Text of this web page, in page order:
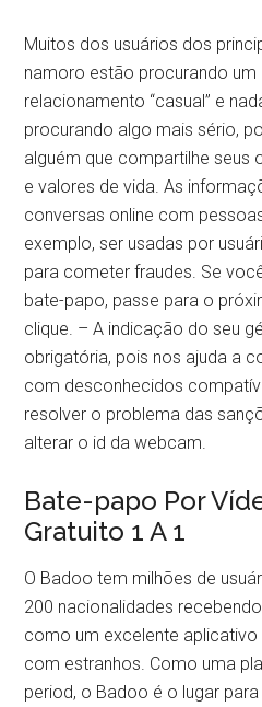
Muitos dos usuários dos
namoro estão procurando um
relacionamento “casual” e
procurando algo mais sério,
alguém que compartilhe seus
e valores de vida. As
conversas online com
exemplo, ser usadas por
para cometer fraudes. Se
bate-papo, passe para o
clique. – A indicação do seu
obrigatória, pois nos ajuda a
com desconhecidos
resolver o problema das
alterar o id da webcam.
Bate-papo Por
Gratuito 1 A 1
O Badoo tem milhões de
200 nacionalidades
como um excelente
com estranhos. Como uma
period, o Badoo é o lugar